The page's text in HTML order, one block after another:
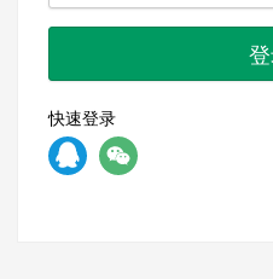
快速登录